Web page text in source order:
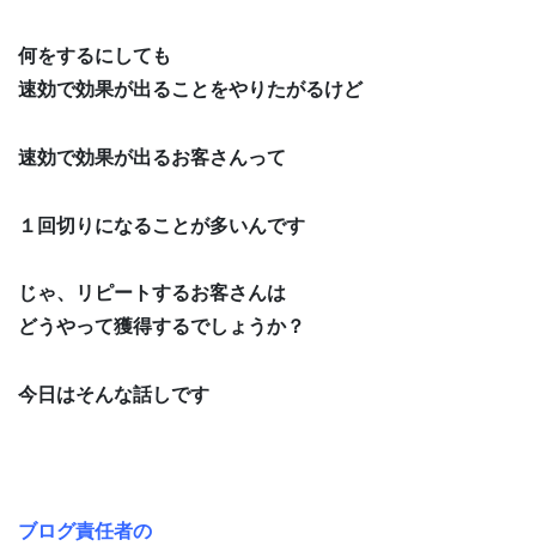
何をするにしても
速効で効果が出ることをやりたがるけど
速効で効果が出るお客さんって
１回切りになることが多いんです
じゃ、リピートするお客さんは
どうやって獲得するでしょうか？
今日はそんな話しです
ブログ責任者の